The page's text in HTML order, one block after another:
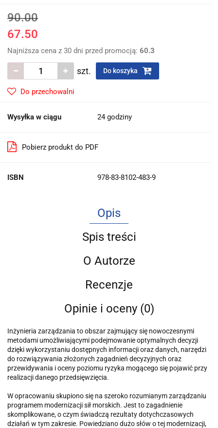
90.00
67.50
Najniższa cena z 30 dni przed promocją: 60.3
szt. Do koszyka
Do przechowalni
Wysyłka w ciągu 24 godziny
Pobierz produkt do PDF
ISBN 978-83-8102-483-9
Opis
Spis treści
O Autorze
Recenzje
Opinie i oceny (0)
Inżynieria zarządzania to obszar zajmujący się nowoczesnymi
metodami umożliwiającymi podejmowanie optymalnych decyzji
dzięki wykorzystaniu dostępnych informacji oraz danych, narzędzi
do rozwiązywania złożonych zagadnień decyzyjnych oraz
przewidywania i oceny poziomu ryzyka mogącego się pojawić przy
realizacji danego przedsięwzięcia.
W opracowaniu skupiono się na szeroko rozumianym zarządzaniu
programem modernizacji sił morskich. Jest to zagadnienie
skomplikowane, o czym świadczą rezultaty dotychczasowych
działań w tym zakresie. Powiedziano dużo słów o tej modernizacji,